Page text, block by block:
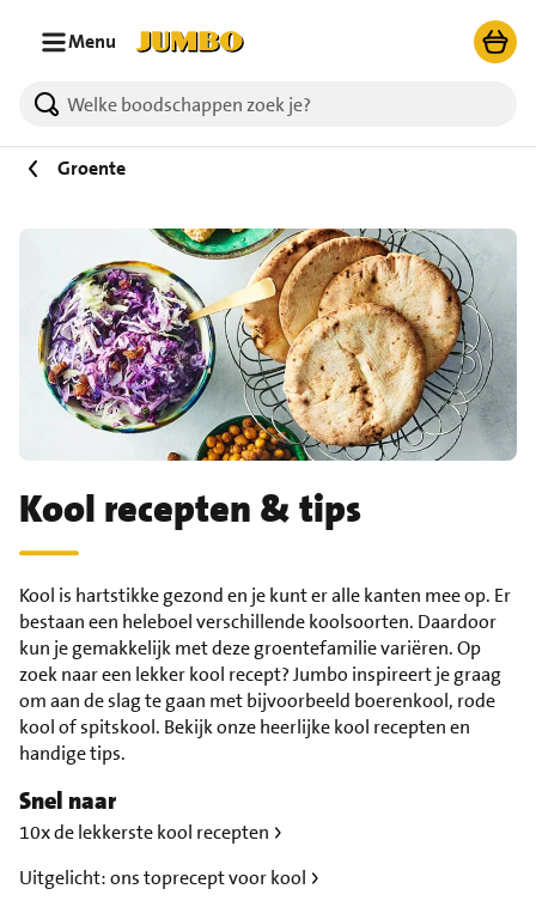
Menu
Groente
Kool recepten & tips
Kool is hartstikke gezond en je kunt er alle kanten mee op. Er
bestaan een heleboel verschillende koolsoorten. Daardoor
kun je gemakkelijk met deze groentefamilie variëren. Op
zoek naar een lekker kool recept? Jumbo inspireert je graag
om aan de slag te gaan met bijvoorbeeld boerenkool, rode
kool of spitskool. Bekijk onze heerlijke kool recepten en
handige tips.
Snel naar
10x de lekkerste kool recepten
Uitgelicht: ons toprecept voor kool